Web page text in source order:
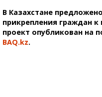
В Казахстане
прикрепления граждан
проект опубликован на
BAQ.kz.